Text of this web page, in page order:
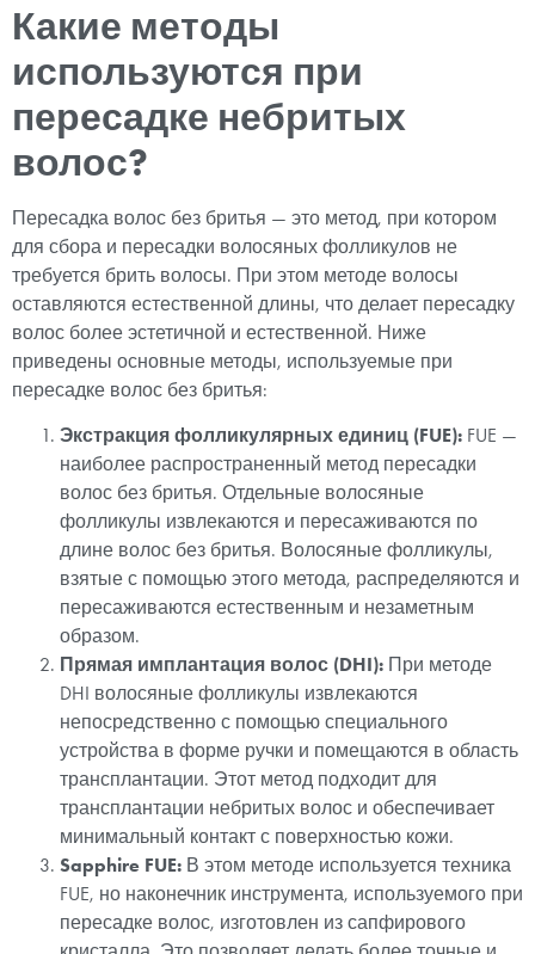
Какие методы
используются при
пересадке небритых
волос?
Пересадка волос без бритья — это метод, при котором
для сбора и пересадки волосяных фолликулов не
требуется брить волосы. При этом методе волосы
оставляются естественной длины, что делает пересадку
волос более эстетичной и естественной. Ниже
приведены основные методы, используемые при
пересадке волос без бритья:
Экстракция фолликулярных единиц (FUE): FUE —
наиболее распространенный метод пересадки
волос без бритья. Отдельные волосяные
фолликулы извлекаются и пересаживаются по
длине волос без бритья. Волосяные фолликулы,
взятые с помощью этого метода, распределяются и
пересаживаются естественным и незаметным
образом.
Прямая имплантация волос (DHI): При методе
DHI волосяные фолликулы извлекаются
непосредственно с помощью специального
устройства в форме ручки и помещаются в область
трансплантации. Этот метод подходит для
трансплантации небритых волос и обеспечивает
минимальный контакт с поверхностью кожи.
Sapphire FUE: В этом методе используется техника
FUE, но наконечник инструмента, используемого при
пересадке волос, изготовлен из сапфирового